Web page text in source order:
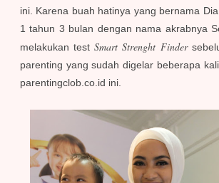
ini. Karena buah hatinya yang bernama
1 tahun 3 bulan dengan nama akrabnya
melakukan testSmart Strenght Finder
parenting yang sudah digelar beberapa
parentingclob.co.id ini.